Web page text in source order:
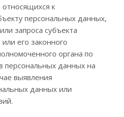
к
персональных данных,
запроса субъекта
его законного
органа по
персональных данных на
выявления
данных или